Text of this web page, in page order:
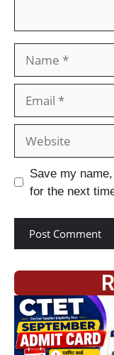
Save my
for the next